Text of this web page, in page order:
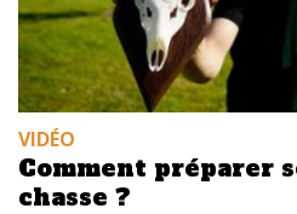
VIDÉO
Comment préparer
chasse ?